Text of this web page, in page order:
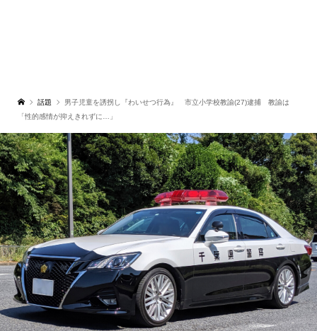
話題
男子児童を誘拐し『わいせつ行為』 市立小学校教諭(27)逮捕 教諭は
「性的感情が抑えきれずに…」